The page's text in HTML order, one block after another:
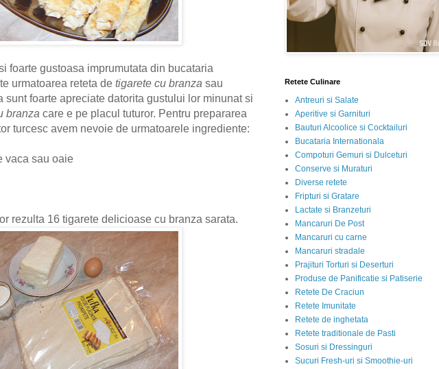
foarte gustoasa imprumutata din bucataria
urmatoarea reteta de tigarete cu branza sau
sunt foarte apreciate datorita gustului lor minunat si
branza care e pe placul tuturor. Pentru prepararea
turcesc avem nevoie de urmatoarele ingrediente:
vaca sau oaie
rezulta 16 tigarete delicioase cu branza sarata.
Retete Culinare
Antreuri si Salate
Aperitive si Garnituri
Bauturi Alcoolice si Cocktailuri
Bucataria Internationala
Compoturi Gemuri si Dulceturi
Conserve si Muraturi
Diverse retete
Fripturi si Gratare
Lactate si Branzeturi
Mancaruri De Post
Mancaruri cu carne
Mancaruri stradale
Prajituri Torturi si Deserturi
Produse de Panificatie si Patiserie
Retete De Craciun
Retete Imunitate
Retete de inghetata
Retete traditionale de Pasti
Sosuri si Dressinguri
Sucuri Fresh-uri si Smoothie-uri